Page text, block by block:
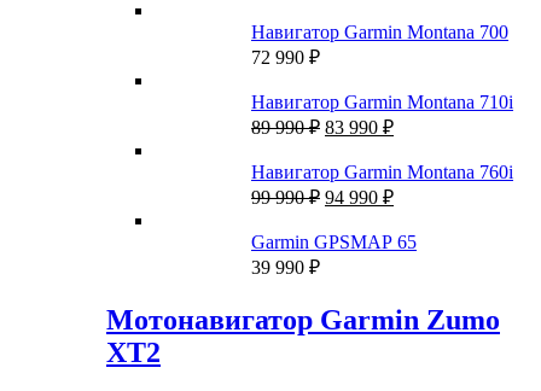
Навигатор Garmin Montana 700
72 990 ₽
Навигатор Garmin Montana 710i
89 990₽ Первоначальная
составляла
89
990 ₽.
83 990 ₽Текущая
83
990 ₽.
Навигатор Garmin Montana 760i
99 990₽ Первоначальная
составляла
99
94 990 ₽Текущая
94
Garmin GPSMAP 65
39 990 ₽
Мотонавигатор Garmin Zumo
XT2